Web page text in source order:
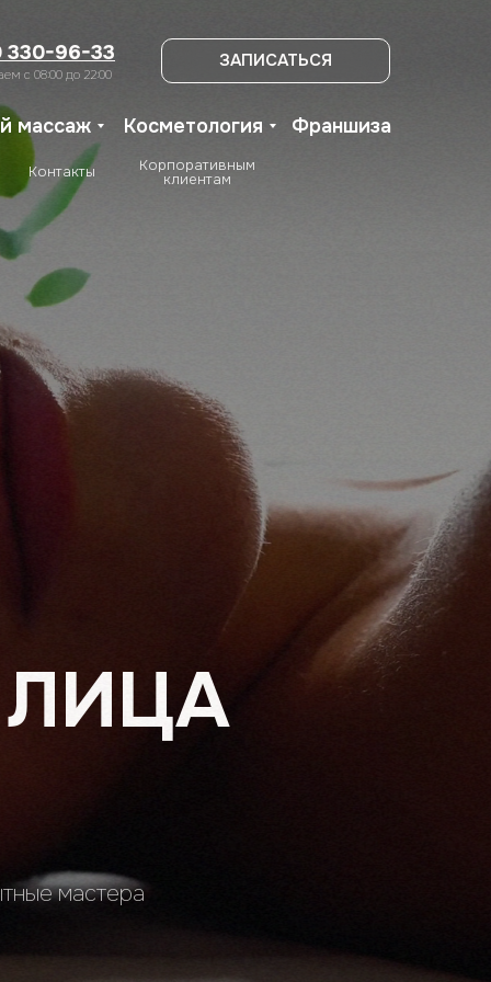
c 08:00 до 22:00
330-96-33 ЗАПИСАТЬСЯ
Контакты Корпоративным
клиентам
массаж Косметология Франшиза
ЗАПИСАТЬСЯ
мастера